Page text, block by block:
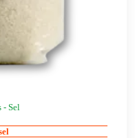
- Sel